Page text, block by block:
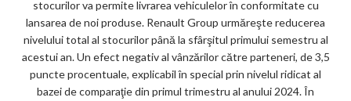
stocurilor va permite livrarea vehiculelor în conformitate cu
lansarea de noi produse. Renault Group urmăreşte reducerea
nivelului total al stocurilor până la sfârşitul primului semestru al
acestui an. Un efect negativ al vânzărilor către parteneri, de 3,5
puncte procentuale, explicabil în special prin nivelul ridicat al
bazei de comparaţie din primul trimestru al anului 2024. În